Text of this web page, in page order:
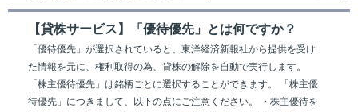
【貸株サービス】「優待優先」とは何ですか？
「優待優先」が選択されていると、東洋経済新報社から提供を受け
た情報を元に、権利取得の為、貸株の解除を自動で実行します。
「株主優待優先」は銘柄ごとに選択することができます。 「株主優
待優先」につきまして、以下の点にご注意ください。 ・株主優待を